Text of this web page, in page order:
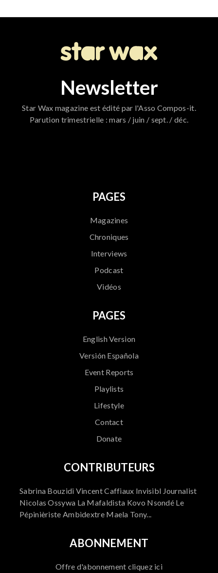
Newsletter
Star Wax magazine est édité par l'Asso Compos-it.
Parution trimestrielle : mars / juin / sept. / déc.
PAGES
Magazines
Chroniques
Interviews
Podcast
Vidéos
PAGES
English Version
Versión Española
Event Reports
Playlists
Lifestyle
Contact
Donate
CONTRIBUTEURS
Sabrina Bouzidi Vincent Caffiaux Invisibl Journalist
Nicolas Ossywa La Mafaldista Kovo Nsondé Le
Pépinièriste Ambidextre Maela Tony...
ABONNEMENT
Offre d'abonnement cliquez ici